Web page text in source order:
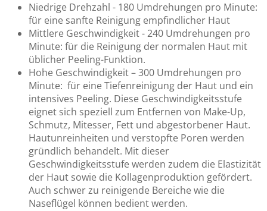
Niedrige Drehzahl - 180 Umdrehungen pro Minute:
für eine sanfte Reinigung empfindlicher Haut
Mittlere Geschwindigkeit - 240 Umdrehungen pro
Minute: für die Reinigung der normalen Haut mit
üblicher Peeling-Funktion.
Hohe Geschwindigkeit – 300 Umdrehungen pro
Minute: für eine Tiefenreinigung der Haut und ein
intensives Peeling. Diese Geschwindigkeitsstufe
eignet sich speziell zum Entfernen von Make-Up,
Schmutz, Mitesser, Fett und abgestorbener Haut.
Hautunreinheiten und verstopfte Poren werden
gründlich behandelt. Mit dieser
Geschwindigkeitsstufe werden zudem die Elastizität
der Haut sowie die Kollagenproduktion gefördert.
Auch schwer zu reinigende Bereiche wie die
Naseflügel können bedient werden.